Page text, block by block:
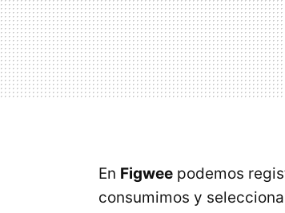
En Figwee podemos
consumimos y